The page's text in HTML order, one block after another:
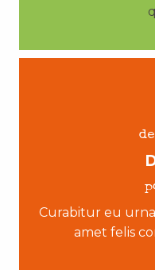
Curabitur eu
amet felis